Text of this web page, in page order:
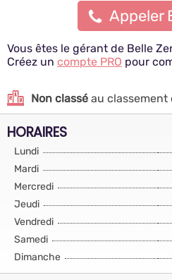
Appeler
Vous êtes le gérant de Belle
Créez un compte PRO pour
Non classé au classement
HORAIRES
Lundi
Mardi
Mercredi
Jeudi
Vendredi
Samedi
Dimanche